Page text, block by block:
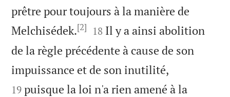
prêtre pour toujours à la manière de
Melchisédek.[2] 

18 Il y a ainsi abolition
de la règle précédente à cause de son
impuissance et de son inutilité,
19 puisque la loi n'a rien amené à la